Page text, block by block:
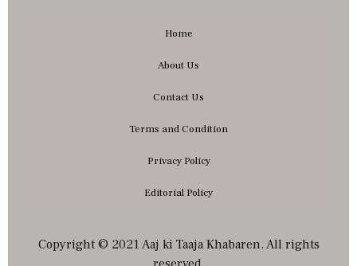
Home
About Us
Contact Us
Terms and Condition
Privacy Policy
Editorial Policy
Copyright © 2021 Aaj ki Taaja Khabaren. All rights